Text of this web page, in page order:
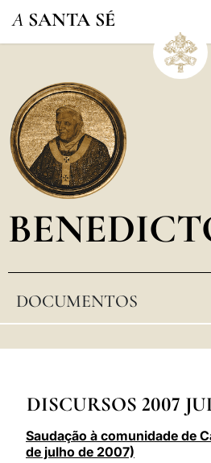
A SANTA SÉ
DOCUMENTOS
DISCURSOS 2007
Saudação à comunidade de
de julho de 2007)